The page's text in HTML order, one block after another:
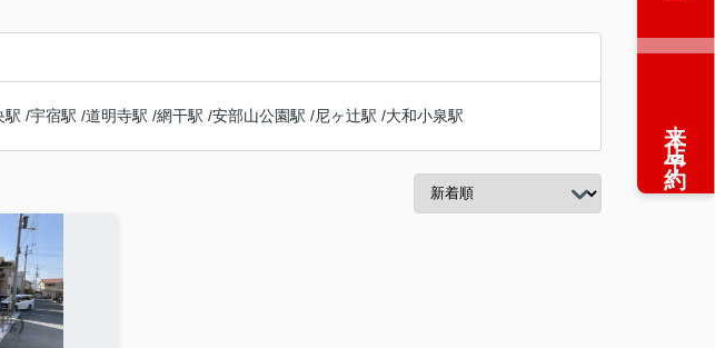
駅 /宇宿駅 /道明寺駅 /網干駅 /安部山公園駅 /尼ヶ辻駅 /大和小泉駅 来店予約